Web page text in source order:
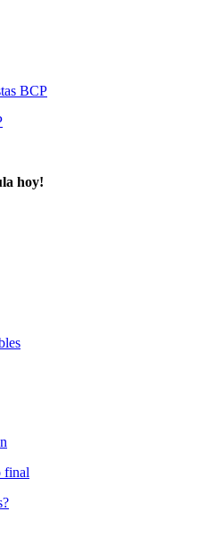
Giros en Ventanilla
para Giros en Ventanilla
BCP
hoy!
final